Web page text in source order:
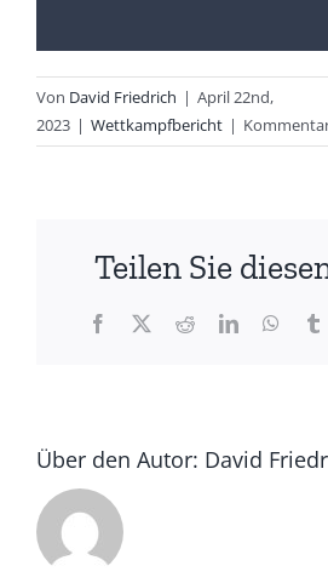
Von David Friedrich | April 22nd,
2023 | Wettkampfbericht |
Teilen Sie
Facebook
X RedditLinkedIn
Über den Autor: David